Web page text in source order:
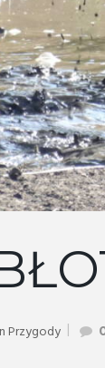
Przygody